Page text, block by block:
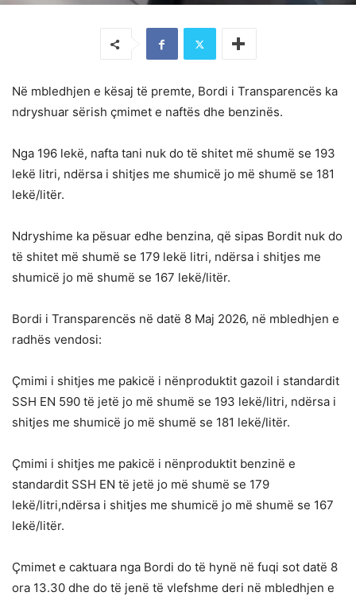
Në mbledhjen e kësaj të premte, Bordi i Transparencës ka
ndryshuar sërish çmimet e naftës dhe benzinës.
Nga 196 lekë, nafta tani nuk do të shitet më shumë se 193
lekë litri, ndërsa i shitjes me shumicë jo më shumë se 181
lekë/litër.
Ndryshime ka pësuar edhe benzina, që sipas Bordit nuk do
të shitet më shumë se 179 lekë litri, ndërsa i shitjes me
shumicë jo më shumë se 167 lekë/litër.
Bordi i Transparencës në datë 8 Maj 2026, në mbledhjen e
radhës vendosi:
Çmimi i shitjes me pakicë i nënproduktit gazoil i standardit
SSH EN 590 të jetë jo më shumë se 193 lekë/litri, ndërsa i
shitjes me shumicë jo më shumë se 181 lekë/litër.
Çmimi i shitjes me pakicë i nënproduktit benzinë e
standardit SSH EN të jetë jo më shumë se 179
lekë/litri,ndërsa i shitjes me shumicë jo më shumë se 167
lekë/litër.
Çmimet e caktuara nga Bordi do të hynë në fuqi sot datë 8
ora 13.30 dhe do të jenë të vlefshme deri në mbledhjen e